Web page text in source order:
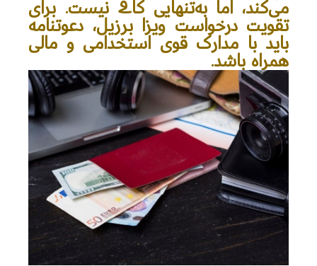
می‌کند، اما به‌تنهایی کافی نیست. برای
تقویت درخواست ویزا برزیل، دعوتنامه
باید با مدارک قوی استخدامی و مالی
همراه باشد.